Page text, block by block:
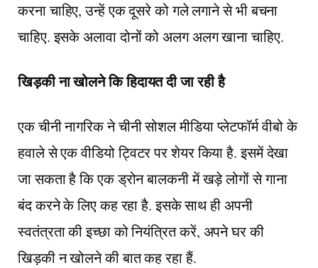
करना चाहिए, उन्हें एक दूसरे को गले लगाने से भी बचना
चाहिए. इसके अलावा दोनों को अलग अलग खाना चाहिए.
खिड़की ना खोलने कि हिदायत दी जा रही है
एक चीनी नागरिक ने चीनी सोशल मीडिया प्लेटफॉर्म वीबो के
हवाले से एक वीडियो ट्विटर पर शेयर किया है. इसमें देखा
जा सकता है कि एक ड्रोन बालकनी में खड़े लोगों से गाना
बंद करने के लिए कह रहा है. इसके साथ ही अपनी
स्वतंत्रता की इच्छा को नियंत्रित करें, अपने घर की
खिड़की न खोलने की बात कह रहा हैं.